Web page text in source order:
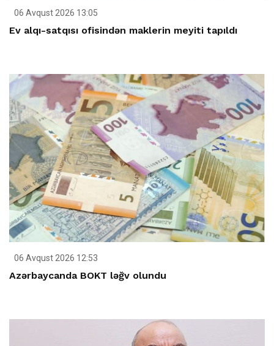
06 Avqust 2026 13:05
Ev alqı-satqısı ofisindən maklerin meyiti tapıldı
06 Avqust 2026 12:53
Azərbaycanda BOKT ləğv olundu